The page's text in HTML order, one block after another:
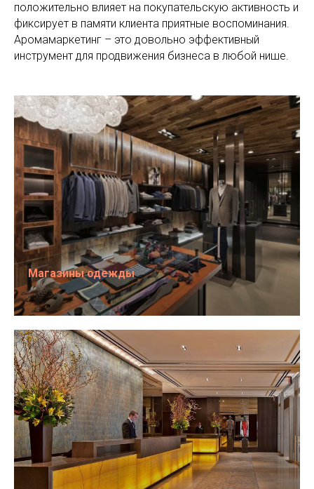
положительно влияет на покупательскую активность и
фиксирует в памяти клиента приятные воспоминания.
Аромамаркетинг – это довольно эффективный
инструмент для продвижения бизнеса в любой нише.
Магазины одежды